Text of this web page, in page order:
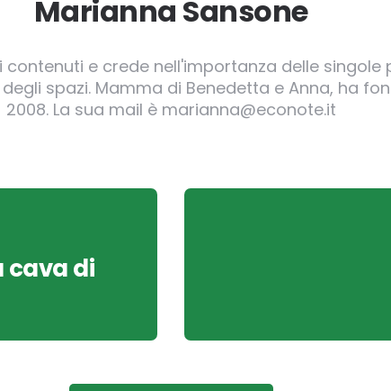
Marianna Sansone
e crede nell'importanza delle singole
spazi. Mamma di Benedetta e Anna, ha
2008. La sua mail è marianna@econote.it
cava di